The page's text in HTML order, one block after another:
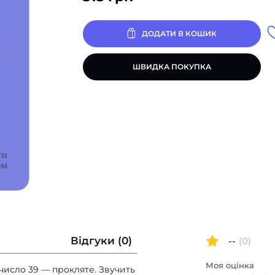
ДОДАТИ В КОШИК
ШВИДКА ПОКУПКА
Відгуки (0)
39 — прокляте. Звучить
-- (0)
Моя оцінка